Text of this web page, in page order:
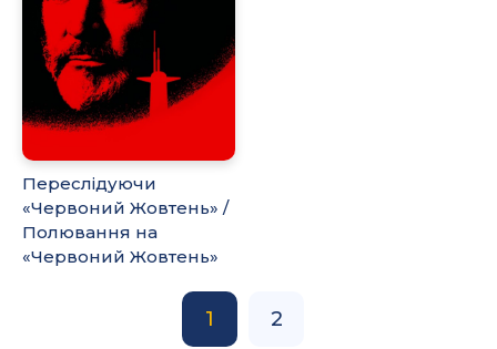
Переслідуючи
«Червоний Жовтень» /
Полювання на
«Червоний Жовтень»
1 2